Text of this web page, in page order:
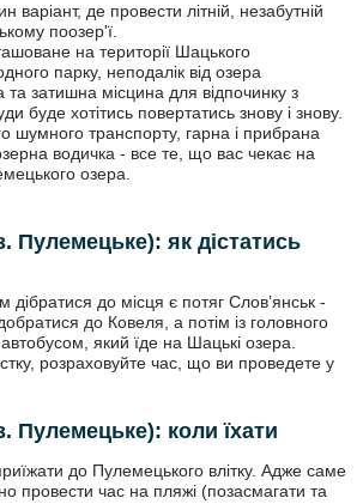
де провести літній, незабутній
поозер'ї.
на території Шацького
парку, неподалік від озера
затишна місцина для відпочинку з
буде хотітись повертатись знову і знову.
шумного транспорту, гарна і прибрана
водичка - все те, що вас чекає на
озера.
Пулемецьке): як дістатись
до місця є потяг Слов’янськ -
до Ковеля, а потім із головного
який їде на Шацькі озера.
розраховуйте час, що ви проведете у
Пулемецьке): коли їхати
до Пулемецького влітку. Адже саме
провести час на пляжі (позасмагати та